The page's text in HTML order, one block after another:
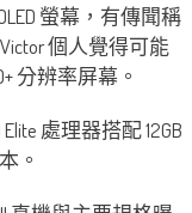
螢幕，有傳聞稱
個人覺得可能
分辨率屏幕。
處理器搭配 12GB
。